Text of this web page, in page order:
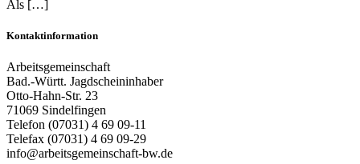
Als […]
Kontaktinformation
Arbeitsgemeinschaft
Bad.-Württ. Jagdscheininhaber
Otto-Hahn-Str. 23
71069 Sindelfingen
Telefon (07031) 4 69 09-11
Telefax (07031) 4 69 09-29
info@arbeitsgemeinschaft-bw.de